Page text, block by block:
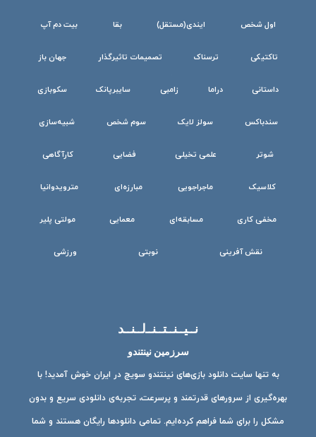
اول شخص ایندی(مستقل) بقا بیت دم آپ
تاکتیکی ترسناک تصمیمات تاثیرگذار جهان باز
داستانی دراما زامبی سایبرپانک سکوبازی
سندباکس سولز لایک سوم شخص شبیه‌سازی
شوتر علمی تخیلی فضایی کارآگاهی
کلاسیک ماجراجویی مبارزه‌ای مترویدوانیا
مخفی کاری مسابقه‌ای معمایی مولتی پلیر
نقش آفرینی نوبتی ورزشی
نــیــنــتــنــ‌لــنــد
سرزمین نینتندو
به تنها سایت دانلود بازی‌های نینتندو سویچ در ایران خوش آمدید! با
بهره‌گیری از سرورهای قدرتمند و پرسرعت، تجربه‌ی دانلودی سریع و بدون
مشکل را برای شما فراهم کرده‌ایم. تمامی دانلودها رایگان هستند و شما